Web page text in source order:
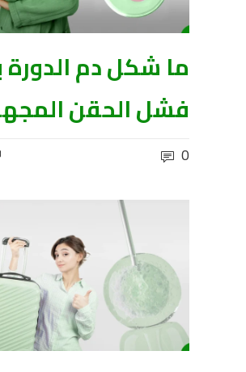
ما شكل دم الدورة
فشل الحقن
0